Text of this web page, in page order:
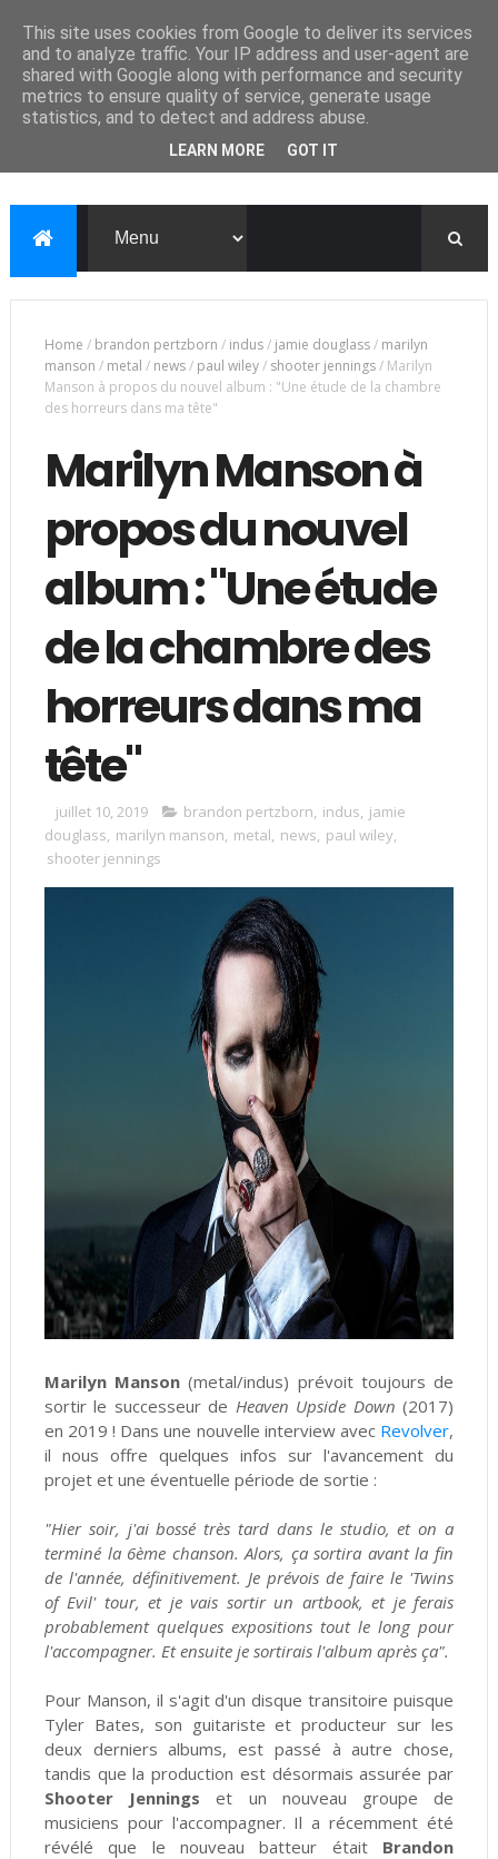
Home / brandon pertzborn / indus/ jamie douglass/ marilyn
manson / metal / news/ paul wiley/ shooter jennings/ Marilyn
Manson à propos du nouvel album : "Une étude de la chambre
des horreurs dans ma tête"
Marilyn Manson à
propos du nouvel
album : "Une étude
de la chambre des
horreurs dans ma
tête"
juillet 10, 2019 brandon pertzborn, indus, jamie
douglass, marilyn manson, metal, news, paul wiley,
shooter jennings
Marilyn Manson (metal/indus) prévoit toujours de
sortir le successeur de Heaven Upside Down (2017)
en 2019 ! Dans une nouvelle interview avec Revolver,
il nous offre quelques infos sur l'avancement du
projet et une éventuelle période de sortie :
"Hier soir, j'ai bossé très tard dans le studio, et on a
terminé la 6ème chanson. Alors, ça sortira avant la fin
de l'année, définitivement. Je prévois de faire le 'Twins
of Evil' tour, et je vais sortir un artbook, et je ferais
probablement quelques expositions tout le long pour
l'accompagner. Et ensuite je sortirais l'album après ça".
Pour Manson, il s'agit d'un disque transitoire puisque
Tyler Bates, son guitariste et producteur sur les
deux derniers albums, est passé à autre chose,
tandis que la production est désormais assurée par
Shooter Jennings et un nouveau groupe de
musiciens pour l'accompagner. Il a récemment été
révélé que le nouveau batteur était Brandon
This site uses cookies from Google to deliver its services
and to analyze traffic. Your IP address and user-agent are
shared with Google along with performance and security
metrics to ensure quality of service, generate usage
statistics, and to detect and address abuse.
LEARN MORE GOT IT